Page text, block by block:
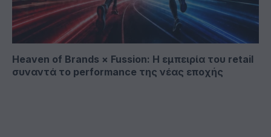
Heaven of Brands × Fussion: Η εμπειρία του retail
συναντά το performance της νέας εποχής